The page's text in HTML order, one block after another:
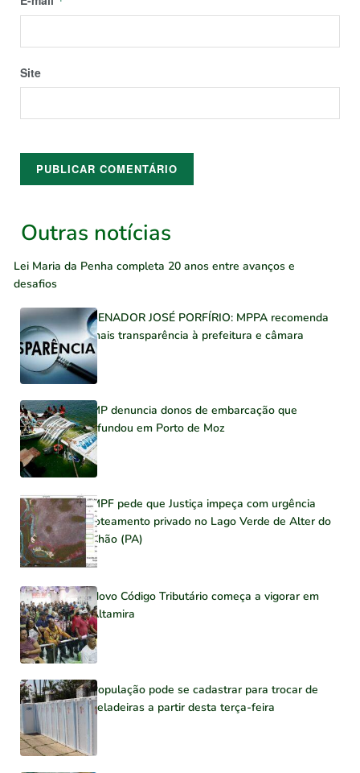
Site
Outras notícias
Lei Maria da Penha completa 20 anos entre avanços e
desafios
SENADOR JOSÉ PORFÍRIO: MPPA recomenda
mais transparência à prefeitura e câmara
MP denuncia donos de embarcação que
afundou em Porto de Moz
MPF pede que Justiça impeça com urgência
loteamento privado no Lago Verde de Alter do
Chão (PA)
Novo Código Tributário começa a vigorar em
Altamira
População pode se cadastrar para trocar de
geladeiras a partir desta terça-feira